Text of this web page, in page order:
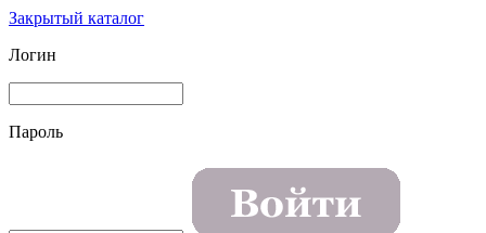
Закрытый каталог
Логин
Пароль